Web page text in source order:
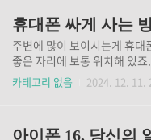
게 살 수 있는 방법을 자세히
기값 확인하기!매장방문하여
정신없이 이해 안 되는 말들
고 물어보세요. "아이폰16(or
에 구매할 수 있는 건가요?"직
고, 결합하시면 얼마가 더..
주변에 많이 보이시는게 휴대
좋은 자리에 보통 위치해 있
가 잘 되어있고 큰 매장들을
니다. 그곳이 싼 곳일 수도 있
추가로 알려드리겠습니다.
카테고리 없음 2024. 12. 11.